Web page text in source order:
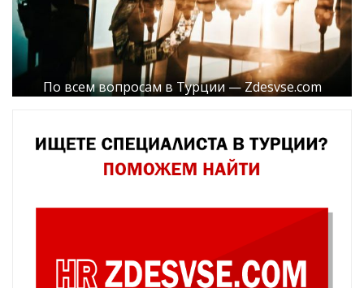
По всем вопросам в Турции — Zdesvse.com